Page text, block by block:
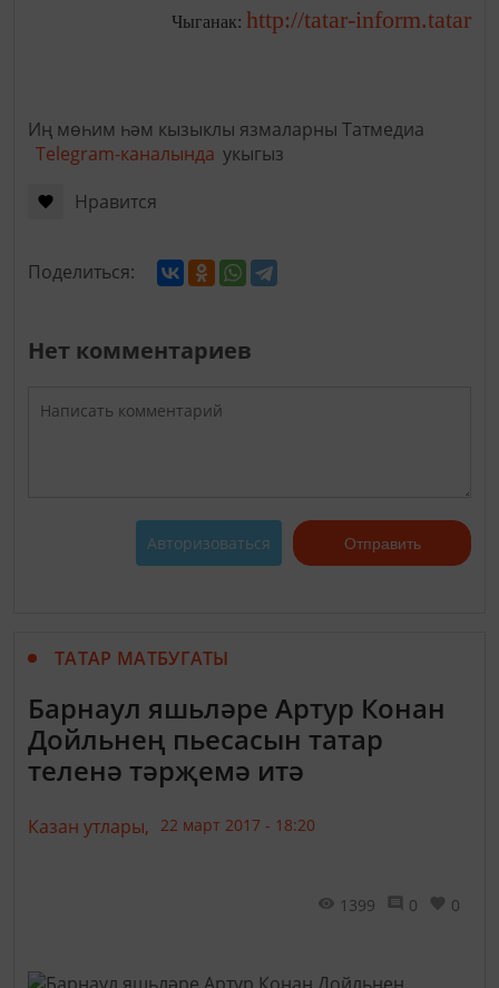
Чыганак: http://tatar-inform.tatar
Иң мөһим һәм кызыклы язмаларны Татмедиа
Telegram-каналында укыгыз
Нравится
Поделиться:
Нет комментариев
Авторизоваться Отправить
ТАТАР МАТБУГАТЫ
Барнаул яшьләре Артур Конан
Дойльнең пьесасын татар
теленә тәрҗемә итә
Казан утлары, 22 март 2017 - 18:20
1399 0 0